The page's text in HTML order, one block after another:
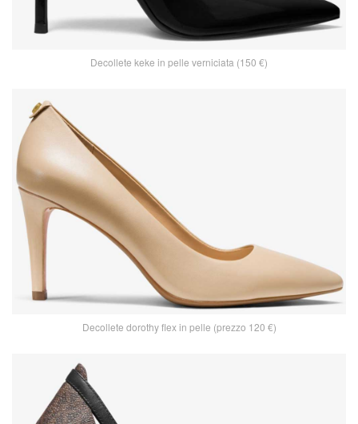
Decollete keke in pelle verniciata (150 €)
Decollete dorothy flex in pelle (prezzo 120 €)